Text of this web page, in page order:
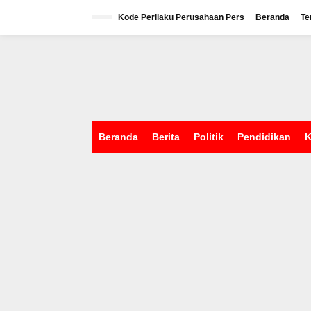
Kode Perilaku Perusahaan Pers Beranda
Beranda Berita Politik Pendidikan